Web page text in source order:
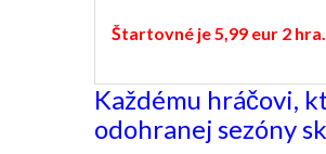
Štartovné je 5,99 eur 2 hra.
Každému hráčovi,
odohranej sezóny